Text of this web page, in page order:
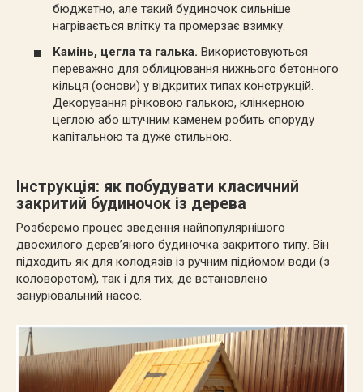
бюджетно, але такий будиночок сильніше
нагрівається влітку та промерзає взимку.
Камінь, цегла та галька. Використовуються
переважно для облицювання нижнього бетонного
кільця (основи) у відкритих типах конструкцій.
Декорування річковою галькою, клінкерною
цеглою або штучним каменем робить споруду
капітальною та дуже стильною.
Інструкція: як побудувати класичний
закритий будиночок із дерева
Розберемо процес зведення найпопулярнішого
двосхилого дерев’яного будиночка закритого типу. Він
підходить як для колодязів із ручним підйомом води (з
коловоротом), так і для тих, де встановлено
занурювальний насос.